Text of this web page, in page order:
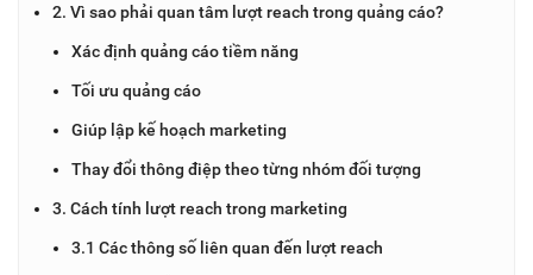
2. Vì sao phải quan tâm lượt reach trong quảng cáo?
Xác định quảng cáo tiềm năng
Tối ưu quảng cáo
Giúp lập kế hoạch marketing
Thay đổi thông điệp theo từng nhóm đối tượng
3. Cách tính lượt reach trong marketing
3.1 Các thông số liên quan đến lượt reach